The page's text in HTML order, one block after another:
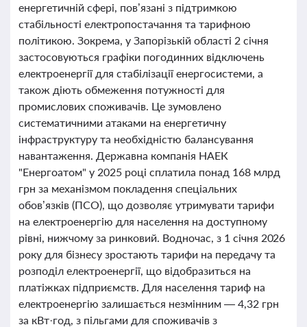
енергетичній сфері, пов’язані з підтримкою
стабільності електропостачання та тарифною
політикою. Зокрема, у Запорізькій області 2 січня
застосовуються графіки погодинних відключень
електроенергії для стабілізації енергосистеми, а
також діють обмеження потужності для
промислових споживачів. Це зумовлено
систематичними атаками на енергетичну
інфраструктуру та необхідністю балансування
навантаження. Державна компанія НАЕК
"Енергоатом" у 2025 році сплатила понад 168 млрд
грн за механізмом покладення спеціальних
обов’язків (ПСО), що дозволяє утримувати тарифи
на електроенергію для населення на доступному
рівні, нижчому за ринковий. Водночас, з 1 січня 2026
року для бізнесу зростають тарифи на передачу та
розподіл електроенергії, що відобразиться на
платіжках підприємств. Для населення тариф на
електроенергію залишається незмінним — 4,32 грн
за кВт·год, з пільгами для споживачів з